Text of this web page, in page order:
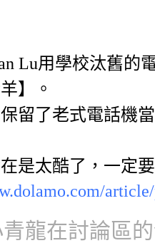
Lu用學校汰舊的
】。
留了老式電話機
是太酷了，一定
龍在討論區